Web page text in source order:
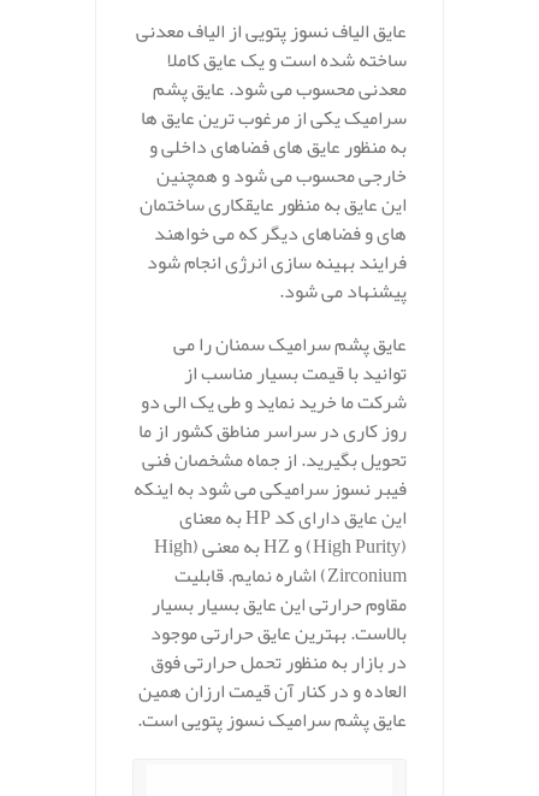
عایق الیاف نسوز پتویی از الیاف معدنی
ساخته شده است و یک عایق کاملا
معدنی محسوب می شود. عایق پشم
سرامیک یکی از مرغوب ترین عایق ها
به منظور عایق های فضاهای داخلی و
خارجی محسوب می شود و همچنین
این عایق به منظور عایقکاری ساختمان
های و فضاهای دیگر که می خواهند
فرایند بهینه سازی انرژی انجام شود
پیشنهاد می شود.
عایق پشم سرامیک سمنان را می
توانید با قیمت بسیار مناسب از
شرکت ما خرید نماید و طی یک الی دو
روز کاری در سراسر مناطق کشور از ما
تحویل بگیرید. از جماه مشخصان فنی
فیبر نسوز سرامیکی می شود به اینکه
این عایق دارای کد HP به معنای
(High Purity) و HZ به معنی (High
Zirconium) اشاره نمایم. قابلیت
مقاوم حرارتی این عایق بسیار بسیار
بالاست. بهترین عایق حرارتی موجود
در بازار به منظور تحمل حرارتی فوق
العاده و در کنار آن قیمت ارزان همین
عایق پشم سرامیک نسوز پتویی است.